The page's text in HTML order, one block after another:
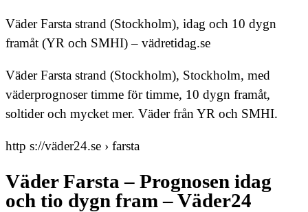
Väder Farsta strand (Stockholm), idag och 10 dygn
framåt (YR och SMHI) – vädretidag.se
Väder Farsta strand (Stockholm), Stockholm, med
väderprognoser timme för timme, 10 dygn framåt,
soltider och mycket mer. Väder från YR och SMHI.
http s://väder24.se › farsta
Väder Farsta – Prognosen idag
och tio dygn fram – Väder24